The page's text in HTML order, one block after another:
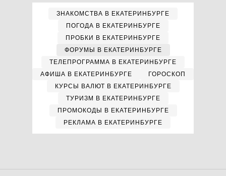
ЗНАКОМСТВА В ЕКАТЕРИНБУРГЕ
ПОГОДА В ЕКАТЕРИНБУРГЕ
ПРОБКИ В ЕКАТЕРИНБУРГЕ
ФОРУМЫ В ЕКАТЕРИНБУРГЕ
ТЕЛЕПРОГРАММА В ЕКАТЕРИНБУРГЕ
АФИША В ЕКАТЕРИНБУРГЕ
ГОРОСКОП
КУРСЫ ВАЛЮТ В ЕКАТЕРИНБУРГЕ
ТУРИЗМ В ЕКАТЕРИНБУРГЕ
ПРОМОКОДЫ В ЕКАТЕРИНБУРГЕ
РЕКЛАМА В ЕКАТЕРИНБУРГЕ